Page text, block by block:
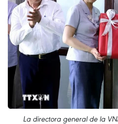
La directora general de la